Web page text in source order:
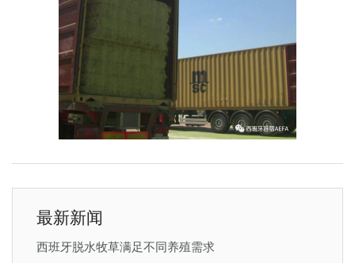
最新新闻
西班牙脱水牧草满足不同养殖需求